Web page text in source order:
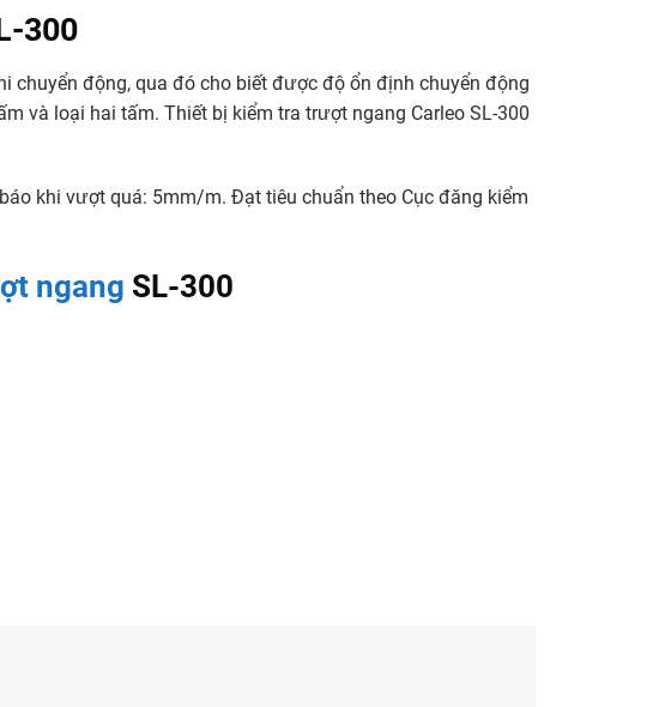
300
chuyển động, qua đó cho biết được độ ổn định chuyển động
và loại hai tấm. Thiết bị kiểm tra trượt ngang Carleo SL-300
khi vượt quá: 5mm/m. Đạt tiêu chuẩn theo Cục đăng kiểm
ngang SL-300